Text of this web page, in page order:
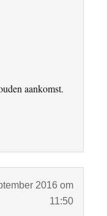
aankomst.
2016 om
11:50